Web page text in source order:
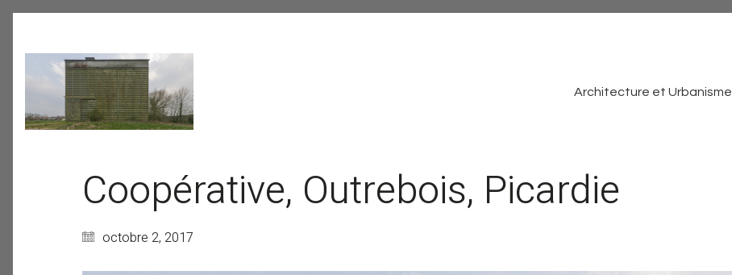
Architecture et Urbanisme
Coopérative, Outrebois, Picardie
octobre 2, 2017